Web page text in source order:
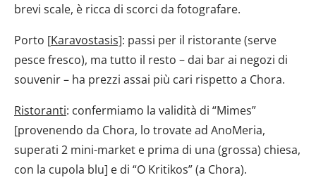
brevi scale, è ricca di scorci da fotografare.
Porto [Karavostasis]: passi per il ristorante (serve
pesce fresco), ma tutto il resto – dai bar ai negozi di
souvenir – ha prezzi assai più cari rispetto a Chora.
Ristoranti: confermiamo la validità di “Mimes”
[provenendo da Chora, lo trovate ad AnoMeria,
superati 2 mini-market e prima di una (grossa) chiesa,
con la cupola blu] e di “O Kritikos” (a Chora).